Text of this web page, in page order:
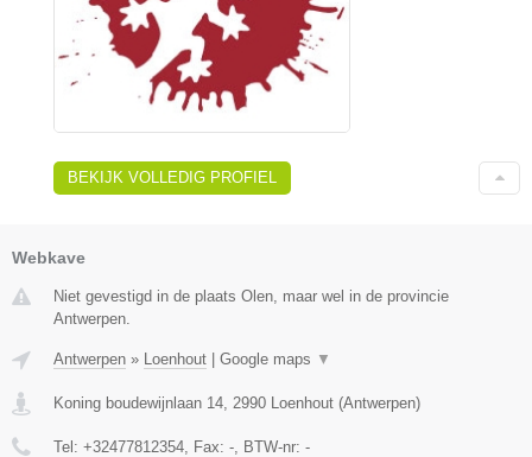
BEKIJK VOLLEDIG PROFIEL
Webkave
Niet gevestigd in de plaats Olen, maar wel in de provincie
Antwerpen.
Antwerpen » Loenhout Google maps ▼
Koning boudewijnlaan 14 2990 Loenhout (Antwerpen)
Tel: +32477812354 , Fax: - , BTW-nr: -